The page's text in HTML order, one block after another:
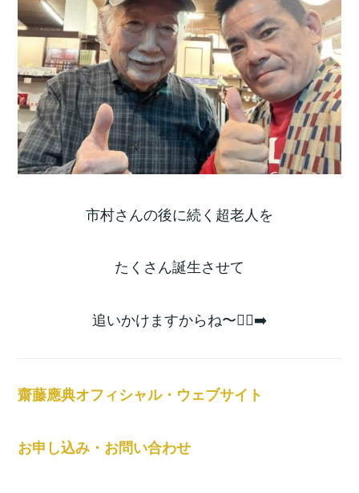
市村さんの後に続く超老人を
たくさん誕生させて
追いかけますからね〜🏃‍♂️‍➡️
齋藤應典オフィシャル・ウェブサイト
お申し込み・お問い合わせ